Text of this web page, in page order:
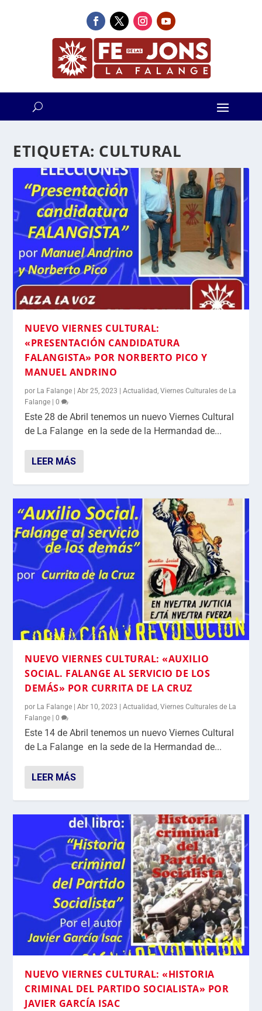
ETIQUETA: CULTURAL
NUEVO VIERNES CULTURAL:
«PRESENTACIÓN CANDIDATURA
FALANGISTA» POR NORBERTO PICO Y
MANUEL ANDRINO
por La Falange |Abr 25, 2023 |Actualidad ,Viernes Culturales de La
Falange |0
Este 28 de Abril tenemos un nuevo Viernes Cultural
de La Falange en la sede de la Hermandad de...
LEER MÁS
NUEVO VIERNES CULTURAL: «AUXILIO
SOCIAL. FALANGE AL SERVICIO DE LOS
DEMÁS» POR CURRITA DE LA CRUZ
por La Falange |Abr 10, 2023 |Actualidad ,Viernes Culturales de La
Falange |0
Este 14 de Abril tenemos un nuevo Viernes Cultural
de La Falange en la sede de la Hermandad de...
LEER MÁS
NUEVO VIERNES CULTURAL: «HISTORIA
CRIMINAL DEL PARTIDO SOCIALISTA» POR
JAVIER GARCÍA ISAC